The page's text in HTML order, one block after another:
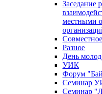
Заседание
местными
Разное
День
УИК
Форум
Семинар
Семинар